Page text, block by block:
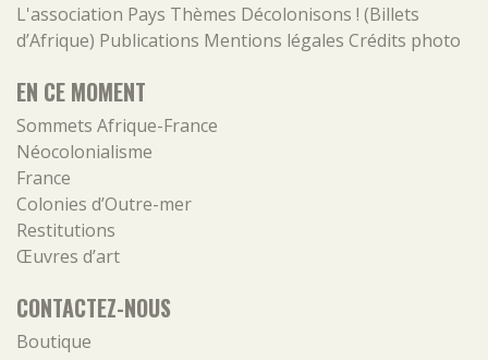
L'association Pays Thèmes Décolonisons ! (Billets
d’Afrique) Publications Mentions légales Crédits photo
EN CE MOMENT
Sommets Afrique-France
Néocolonialisme
France
Colonies d’Outre-mer
Restitutions
Œuvres d’art
CONTACTEZ-NOUS
Boutique